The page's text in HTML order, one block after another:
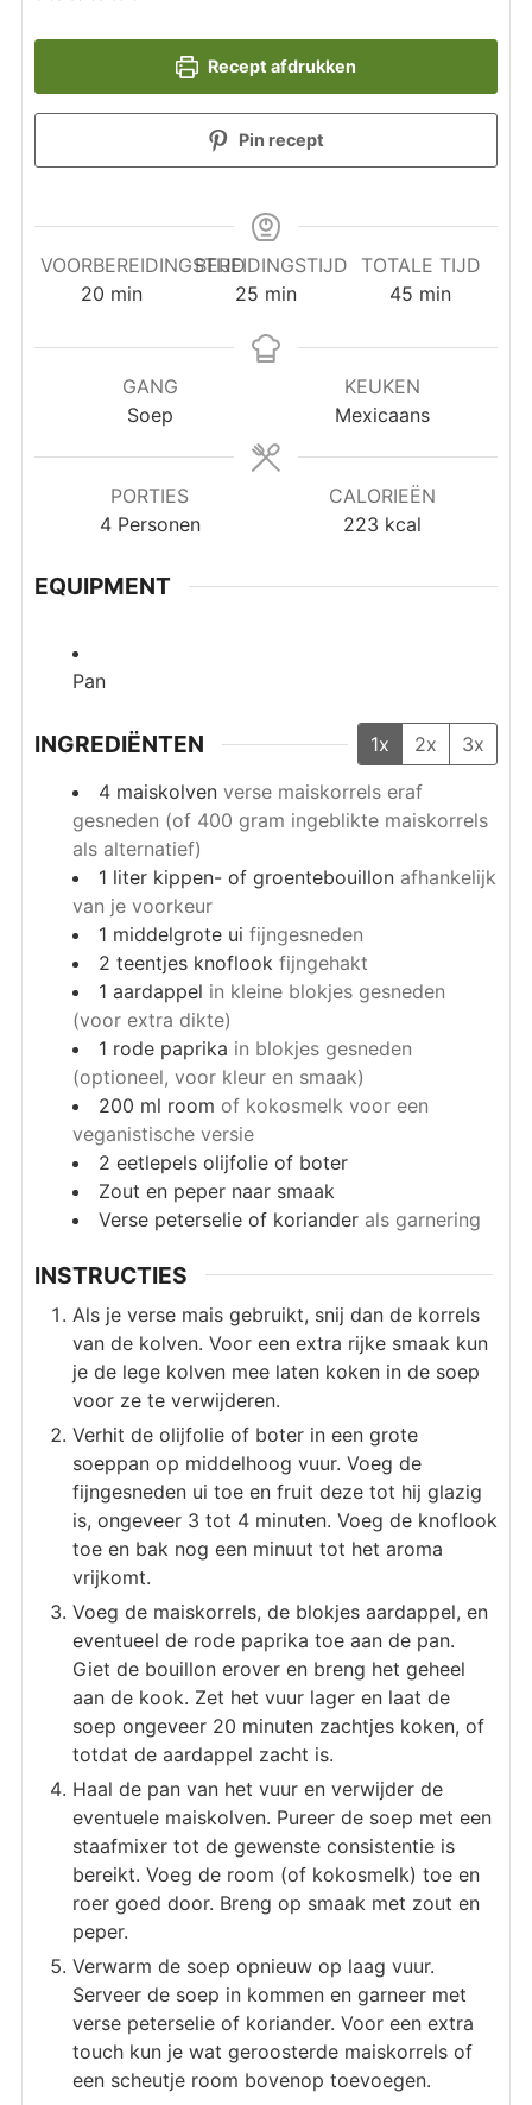
Recept afdrukken
Pin recept
VOORBEREIDINGSTIJD
20minuten
min
BEREIDINGSTIJD
25 minuten
min
TOTALE TIJD
45 minuten
min
GANG
Soep
KEUKEN
Mexicaans
PORTIES
4 Personen
CALORIEËN
223 kcal
EQUIPMENT
Pan
INGREDIËNTEN 1x 2x
3x
4 maiskolven verse maiskorrels eraf
gesneden (of 400 gram ingeblikte maiskorrels
als alternatief)
1 liter kippen- of groentebouillon afhankelijk
van je voorkeur
1 middelgrote ui fijngesneden
2 teentjes knoflook fijngehakt
1 aardappel in kleine blokjes gesneden
(voor extra dikte)
1 rode paprika in blokjes gesneden
(optioneel, voor kleur en smaak)
200 ml room of kokosmelk voor een
veganistische versie
2 eetlepels olijfolie of boter
Zout en peper naar smaak
Verse peterselie of koriander als garnering
INSTRUCTIES
Als je verse mais gebruikt, snij dan de korrels
van de kolven. Voor een extra rijke smaak kun
je de lege kolven mee laten koken in de soep
voor ze te verwijderen.
Verhit de olijfolie of boter in een grote
soeppan op middelhoog vuur. Voeg de
fijngesneden ui toe en fruit deze tot hij glazig
is, ongeveer 3 tot 4 minuten. Voeg de knoflook
toe en bak nog een minuut tot het aroma
vrijkomt.
Voeg de maiskorrels, de blokjes aardappel, en
eventueel de rode paprika toe aan de pan.
Giet de bouillon erover en breng het geheel
aan de kook. Zet het vuur lager en laat de
soep ongeveer 20 minuten zachtjes koken, of
totdat de aardappel zacht is.
Haal de pan van het vuur en verwijder de
eventuele maiskolven. Pureer de soep met een
staafmixer tot de gewenste consistentie is
bereikt. Voeg de room (of kokosmelk) toe en
roer goed door. Breng op smaak met zout en
peper.
Verwarm de soep opnieuw op laag vuur.
Serveer de soep in kommen en garneer met
verse peterselie of koriander. Voor een extra
touch kun je wat geroosterde maiskorrels of
een scheutje room bovenop toevoegen.